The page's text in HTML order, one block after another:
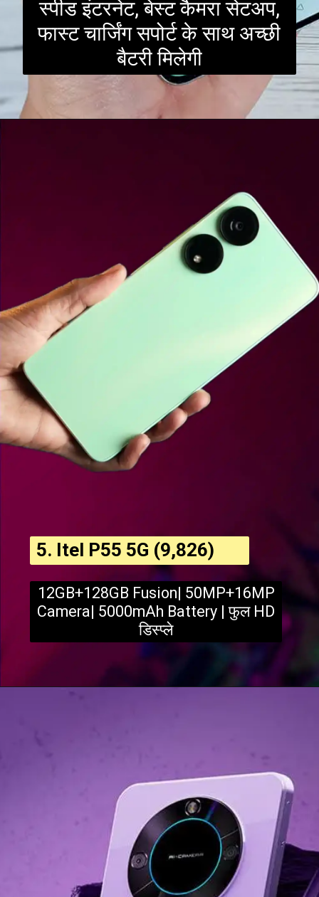
स्पीड इंटरनेट, बेस्ट कैमरा सेटअप,
फास्ट चार्जिंग सपोर्ट के साथ अच्छी
बैटरी मिलेगी
12GB+128GB Fusion| 50MP+16MP
Camera| 5000mAh Battery | फुल HD
डिस्प्ले
5. Itel P55 5G (₹9,826)